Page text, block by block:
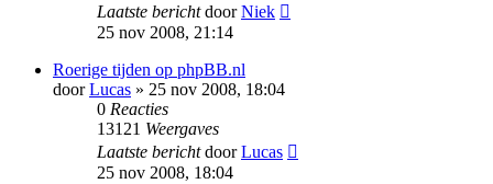
Laatste berichtdoorNiek
25 nov 2008, 21:14
Roerige tijden op phpBB.nl
doorLucas » 25 nov 2008, 18:04
0 Reacties
13121 Weergaves
Laatste berichtdoorLucas
25 nov 2008, 18:04